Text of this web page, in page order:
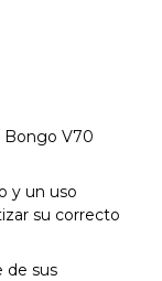
Bongo V70
y un uso
su correcto
de sus